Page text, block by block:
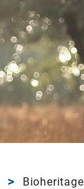
Bioheritage